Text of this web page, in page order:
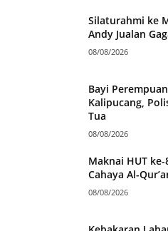
Silaturahmi ke
Andy Jualan
08/08/2026
Bayi
Kalipucang,
Tua
08/08/2026
Maknai HUT
Cahaya Al-
08/08/2026